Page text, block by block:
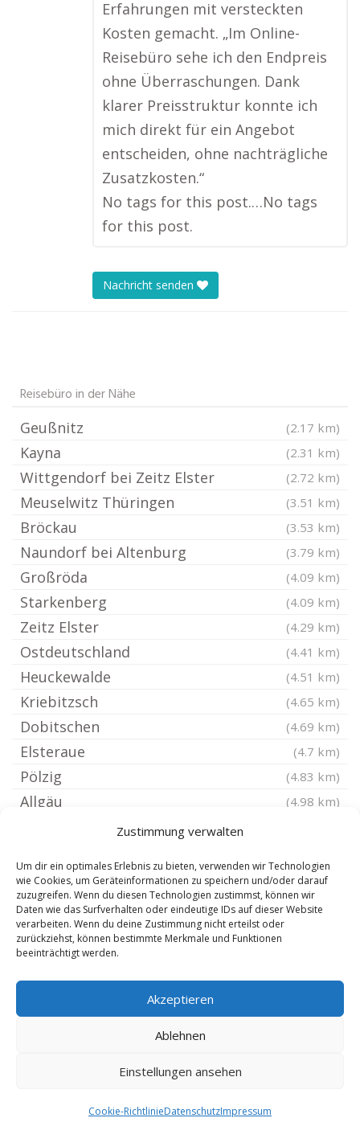
Zustimmung verwalten
Um dir ein optimales Erlebnis zu bieten, verwenden wir Technologien
wie Cookies, um Geräteinformationen zu speichern und/oder darauf
zuzugreifen. Wenn du diesen Technologien zustimmst, können wir
Daten wie das Surfverhalten oder eindeutige IDs auf dieser Website
verarbeiten. Wenn du deine Zustimmung nicht erteilst oder
zurückziehst, können bestimmte Merkmale und Funktionen
beeinträchtigt werden.
Akzeptieren
Ablehnen
Einstellungen ansehen
Cookie-RichtlinieDatenschutzImpressum
Erfahrungen mit versteckten
Kosten gemacht. „Im Online-
Reisebüro sehe ich den Endpreis
ohne Überraschungen. Dank
klarer Preisstruktur konnte ich
mich direkt für ein Angebot
entscheiden, ohne nachträgliche
Zusatzkosten.“
No tags for this post.…No tags
for this post.
Nachricht senden
Reisebüro in der Nähe
Geußnitz (2.17 km)
Kayna (2.31 km)
Wittgendorf bei Zeitz Elster (2.72 km)
Meuselwitz Thüringen (3.51 km)
Bröckau (3.53 km)
Naundorf bei Altenburg (3.79 km)
Großröda (4.09 km)
Starkenberg (4.09 km)
Zeitz Elster (4.29 km)
Ostdeutschland (4.41 km)
Heuckewalde (4.51 km)
Kriebitzsch (4.65 km)
Dobitschen (4.69 km)
Elsteraue (4.7 km)
Pölzig (4.83 km)
Allgäu (4.98 km)
Droßdorf bei Zeitz Elster (5.1 km)
Bergisdorf (5.2 km)
Mehna
Tegkwitz
Grana
Schellbach bei Zeitz Elster
Copyright 2024-2025 by de-reisebuero.de |
|SEO Technik